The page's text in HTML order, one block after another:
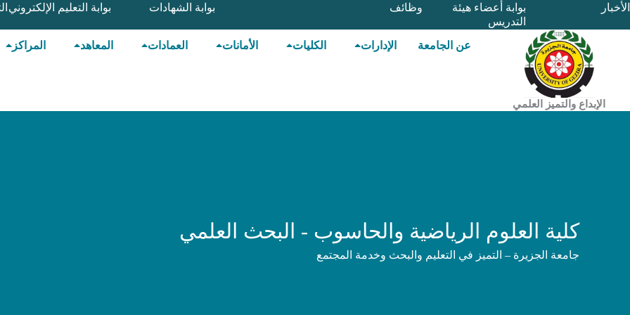
تخطي
إلى
الأخبار
بوابة أعضاء هيئة
التدريس
وظائف بوابة الشهادات بوابة التعليم الإلكتروني
الإبداع والتميز العلمي
عن الجامعة الإدارات الكليات الأمانات العمادات المعاهد المراكز
كلية العلوم الرياضية والحاسوب - البحث العلمي
جامعة الجزيرة – التميز في التعليم والبحث وخدمة المجتمع